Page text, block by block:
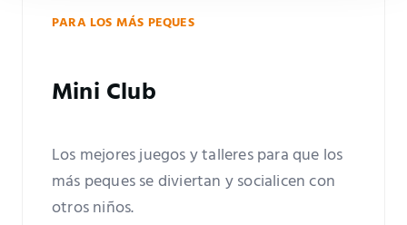
PARA LOS MÁS PEQUES
Mini Club
Los mejores juegos y talleres para que los
más peques se diviertan y socialicen con
otros niños.